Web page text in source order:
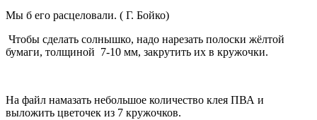
Мы б его расцеловали. ( Г. Бойко)
Чтобы сделать солнышко, надо нарезать полоски жёлтой
бумаги, толщиной 7-10 мм, закрутить их в кружочки.
На файл намазать небольшое количество клея ПВА и
выложить цветочек из 7 кружочков.